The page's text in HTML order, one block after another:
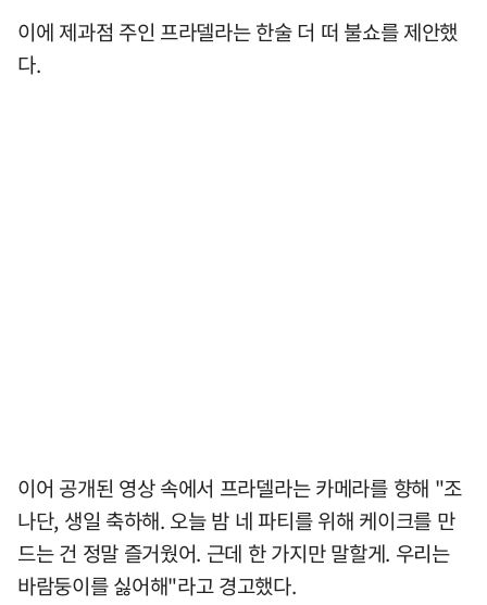
이에 제과점 주인 프라델라는 한술 더 떠 불쇼를 제안했
다.
이어 공개된 영상 속에서 프라델라는 카메라를 향해 "조
나단, 생일 축하해. 오늘 밤 네 파티를 위해 케이크를 만
드는 건 정말 즐거웠어. 근데 한 가지만 말할게. 우리는
바람둥이를 싫어해"라고 경고했다.